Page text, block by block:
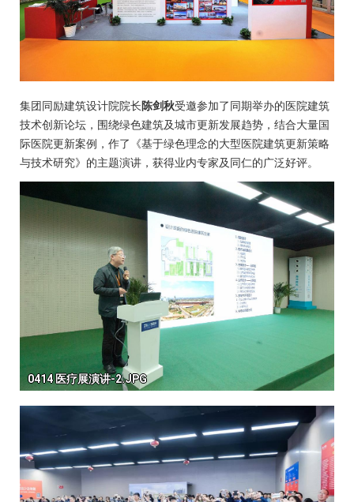
集团同励建筑设计院院长陈剑秋受邀参加了同期举办的医院建筑
技术创新论坛，围绕绿色建筑及城市更新发展趋势，结合大量国
际医院更新案例，作了《基于绿色理念的大型医院建筑更新策略
与技术研究》的主题演讲，获得业内专家及同仁的广泛好评。